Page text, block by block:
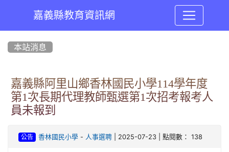
嘉義縣教育資訊網
本站消息
嘉義縣阿里山鄉香林國民小學114學年度
第1次長期代理教師甄選第1次招考報考人
員未報到
公告 香林國民小學- 人事選聘| 2025-07-23 | 點閱數： 138